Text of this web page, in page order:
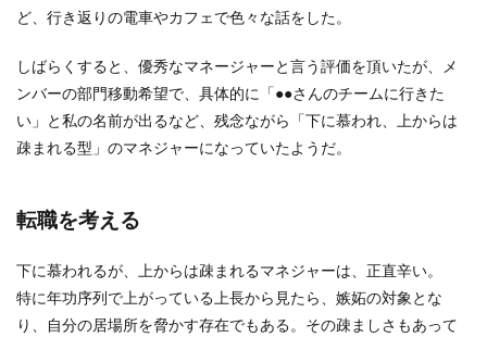
ど、行き返りの電車やカフェで色々な話をした。
しばらくすると、優秀なマネージャーと言う評価を頂いたが、メ
ンバーの部門移動希望で、具体的に「●●さんのチームに行きた
い」と私の名前が出るなど、残念ながら「下に慕われ、上からは
疎まれる型」のマネジャーになっていたようだ。
転職を考える
下に慕われるが、上からは疎まれるマネジャーは、正直辛い。
特に年功序列で上がっている上長から見たら、嫉妬の対象とな
り、自分の居場所を脅かす存在でもある。その疎ましさもあって